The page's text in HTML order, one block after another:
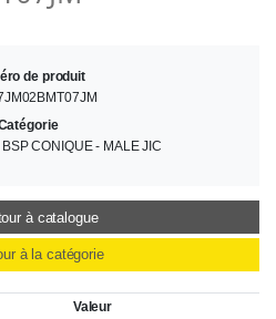
Valeur
de produit
CONIQUE - MALE JIC
à catalogue
à la catégorie